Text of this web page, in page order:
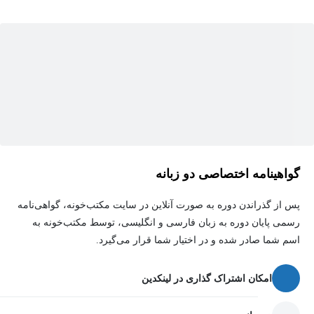
4- امکان مدیریت دسترسی به فایل
5- امکان کار گروهی بصورت همزمان در یک فایل
در این دوره چه مواردی یاد می‌گیرم؟
گواهینامه اختصاصی دو زبانه
پس از گذراندن دوره به صورت آنلاین در سایت مکتب‌خونه، گواهی‌نامه
رسمی پایان دوره به زبان فارسی و انگلیسی، توسط مکتب‌خونه به
اسم شما صادر شده و در اختیار شما قرار می‌گیرد.
امکان اشتراک گذاری در لینکدین